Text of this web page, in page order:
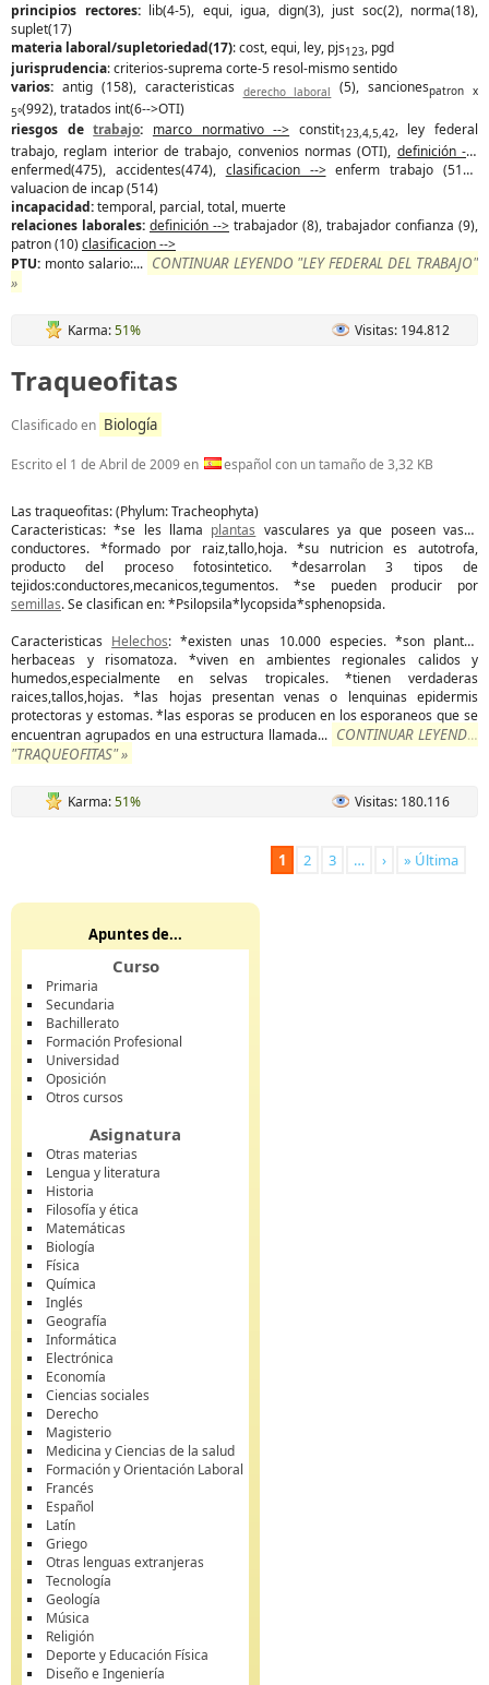
principios rectores: lib(4-5), equi, igua, dign(3), just soc(2), norma(18),
suplet(17)
materia laboral/supletoriedad(17): cost, equi, ley, pjs123, pgd
jurisprudencia: criterios-suprema corte-5 resol-mismo sentido
varios: antig (158), caracteristicas derecho laboral (5), sancionespatron x
5°(992), tratados int(6-->OTI)
riesgos detrabajo: marco normativo --> constit123,4,5,42, ley federal
trabajo, reglam interior de trabajo, convenios normas (OTI), definición -->
enfermed(475), accidentes(474), clasificacion -->enferm trabajo (513),
valuacion de incap (514)
incapacidad:temporal, parcial, total, muerte
relaciones laborales: definición --> trabajador (8), trabajador confianza (9),
patron (10) clasificacion -->
PTU: monto salario:... CONTINUAR LEYENDO "LEY FEDERAL DEL TRABAJO"
»
Karma:51% Visitas: 194.812
Traqueofitas
Clasificado en Biología
Escrito el 1 de Abril de 2009en español con un tamaño de 3,32 KB
Las traqueofitas: (Phylum: Tracheophyta)
Caracteristicas: *se les llama plantas vasculares ya que poseen vasos
conductores. *formado por raiz,tallo,hoja. *su nutricion es autotrofa,
producto del proceso fotosintetico. *desarrolan 3 tipos de
tejidos:conductores,mecanicos,tegumentos. *se pueden producir por
semillas. Se clasifican en: *Psilopsila*lycopsida*sphenopsida.
Caracteristicas Helechos: *existen unas 10.000 especies. *son plantas
herbaceas y risomatoza. *viven en ambientes regionales calidos y
humedos,especialmente en selvas tropicales. *tienen verdaderas
raices,tallos,hojas. *las hojas presentan venas o lenquinas epidermis
protectoras y estomas. *las esporas se producen en los esporaneos que se
encuentran agrupados en una estructura llamada... CONTINUAR LEYENDO
"TRAQUEOFITAS" »
Karma:51% Visitas: 180.116
1 2 3 … › » Última
Apuntes de...
Curso
Primaria
Secundaria
Bachillerato
Formación Profesional
Universidad
Oposición
Otros cursos
Asignatura
Otras materias
Lengua y literatura
Historia
Filosofía y ética
Matemáticas
Biología
Física
Química
Inglés
Geografía
Informática
Electrónica
Economía
Ciencias sociales
Derecho
Magisterio
Medicina y Ciencias de la salud
Formación y Orientación Laboral
Francés
Español
Latín
Griego
Otras lenguas extranjeras
Tecnología
Geología
Música
Religión
Deporte y Educación Física
Diseño e Ingeniería